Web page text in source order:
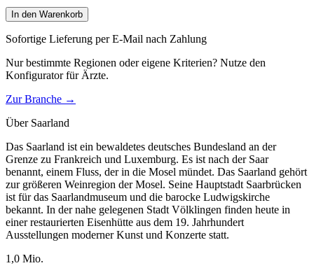
In den Warenkorb
Sofortige Lieferung per E-Mail nach Zahlung
Nur bestimmte Regionen oder eigene Kriterien? Nutze den
Konfigurator für Ärzte.
Zur Branche →
Über Saarland
Das Saarland ist ein bewaldetes deutsches Bundesland an der
Grenze zu Frankreich und Luxemburg. Es ist nach der Saar
benannt, einem Fluss, der in die Mosel mündet. Das Saarland gehört
zur größeren Weinregion der Mosel. Seine Hauptstadt Saarbrücken
ist für das Saarlandmuseum und die barocke Ludwigskirche
bekannt. In der nahe gelegenen Stadt Völklingen finden heute in
einer restaurierten Eisenhütte aus dem 19. Jahrhundert
Ausstellungen moderner Kunst und Konzerte statt.
1,0 Mio.